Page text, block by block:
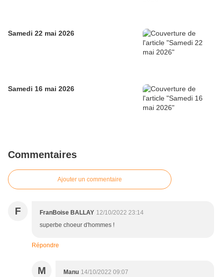
Samedi 22 mai 2026
Samedi 16 mai 2026
Commentaires
Ajouter un commentaire
F FranBoise BALLAY 12/10/2022 23:14
superbe choeur d'hommes !
Répondre
M Manu 14/10/2022 09:07